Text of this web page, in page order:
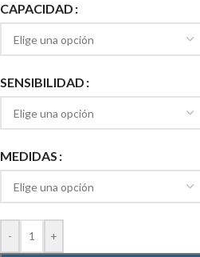
CAPACIDAD
SENSIBILIDAD
MEDIDAS
- +